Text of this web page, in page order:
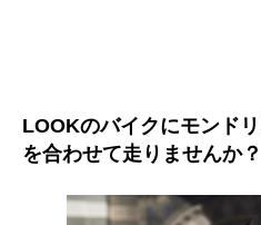
LOOKのバイクにモンド
を合わせて走りませんか？